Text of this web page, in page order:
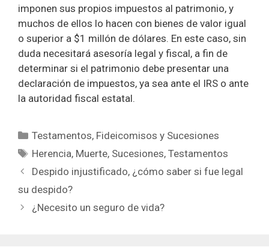
imponen sus propios impuestos al patrimonio, y
muchos de ellos lo hacen con bienes de valor igual
o superior a $1 millón de dólares. En este caso, sin
duda necesitará asesoría legal y fiscal, a fin de
determinar si el patrimonio debe presentar una
declaración de impuestos, ya sea ante el IRS o ante
la autoridad fiscal estatal.
Categorías
Testamentos, Fideicomisos y Sucesiones
Etiquetas
Herencia, Muerte, Sucesiones,Testamentos
Despido injustificado, ¿cómo saber si fue legal
su despido?
¿Necesito un seguro de vida?